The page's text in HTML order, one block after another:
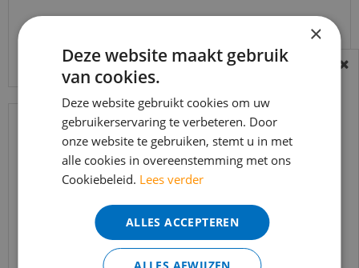
Bekijk product
BEREIKBAARHEID
In verband met de vakantie periode zijn wij
t/m 14 augustus telefonisch helaas niet
bereikbaar.
Bestelling worden uiteraard verwerkt
echter iets minder snel dan wat je van ons
gewend bent.
Voor vragen kan je ons bereiken via
info@merkvloerenwinkel.nl
×
Deze website maakt gebruik
van cookies.
Deze website gebruikt cookies om uw
gebruikerservaring te verbeteren. Door
onze website te gebruiken, stemt u in met
alle cookies in overeenstemming met ons
Cookiebeleid. Lees verder
ALLES ACCEPTEREN